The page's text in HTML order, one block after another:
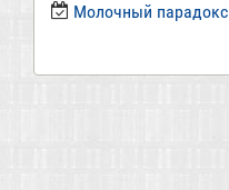
Молочный парадокс